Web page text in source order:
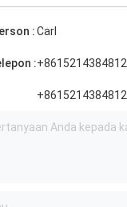
:Carl
:+8615214384812
+8615214384812